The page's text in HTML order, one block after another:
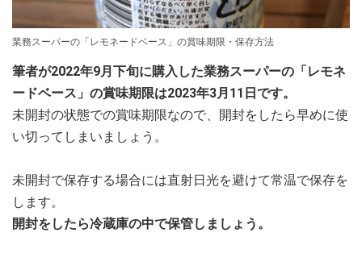
業務スーパーの「レモネードベース」の賞味期限・保存方法
筆者が2022年9月下旬に購入した業務スーパーの「レモネ
ードベース」の賞味期限は2023年3月11日です。
未開封の状態での賞味期限なので、開封をしたら早めに使
い切ってしまいましょう。
未開封で保存する場合には直射日光を避けて常温で保存を
します。
開封をしたら冷蔵庫の中で保管しましょう。